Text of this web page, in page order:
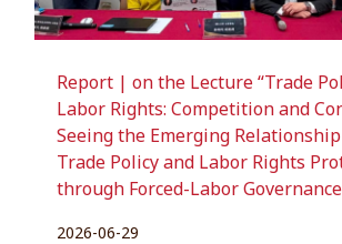
Report | on the Lecture “Trade
Labor Rights: Competition and
Seeing the Emerging
Trade Policy and Labor Rights
through Forced-Labor Governance
2026-06-29